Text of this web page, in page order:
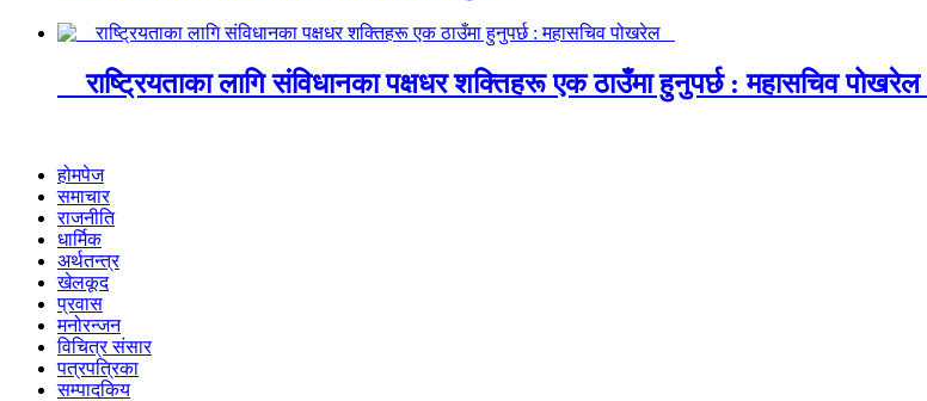
राष्ट्रियताका लागि संविधानका पक्षधर शक्तिहरू एक ठाउँमा हुनुपर्छ : महासचिव पोखरेल
होमपेज
समाचार
राजनीति
धार्मिक
अर्थतन्त्र
खेलकूद
प्रवास
मनोरन्जन
विचित्र संसार
पत्रपत्रिका
सम्पादकिय